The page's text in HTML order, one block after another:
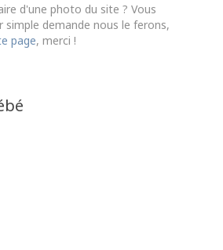
d'une photo du site ? Vous
simple demande nous le ferons,
page, merci !